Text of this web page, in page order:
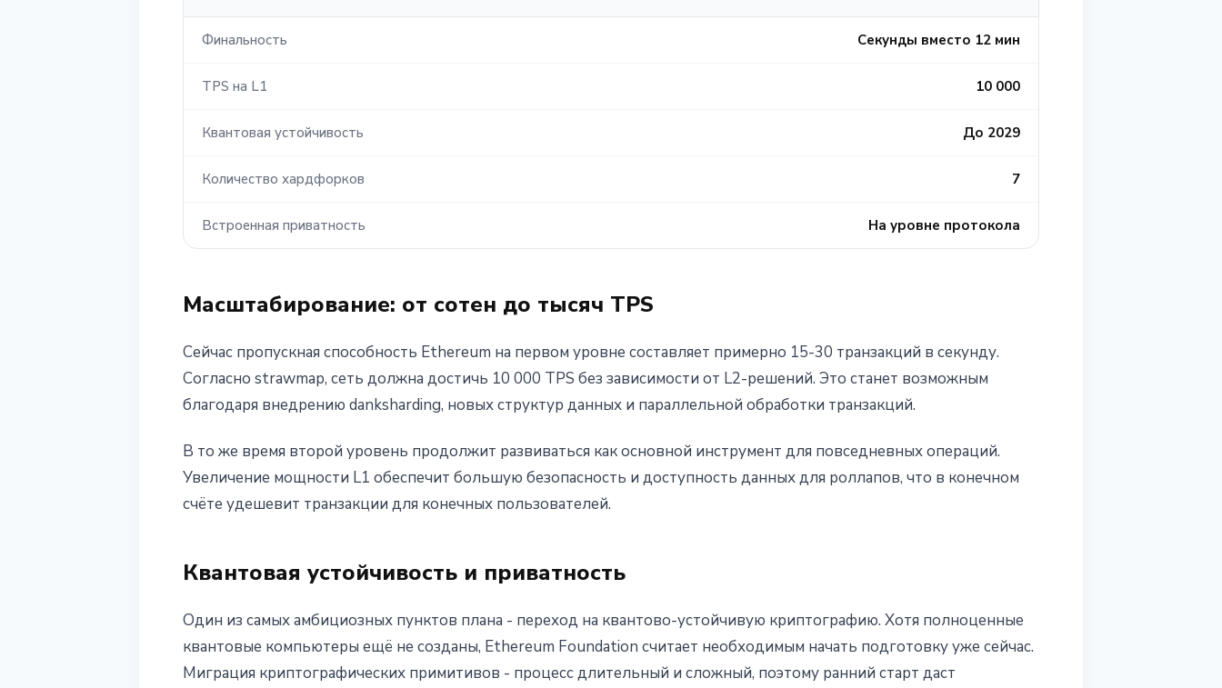
Финальность Секунды вместо 12 мин
TPS на L1 10 000
Квантовая устойчивость До 2029
Количество хардфорков 7
Встроенная приватность На уровне протокола
Масштабирование: от сотен до тысяч TPS
Сейчас пропускная способность Ethereum на первом уровне составляет примерно 15-30 транзакций в секунду.
Согласно strawmap, сеть должна достичь 10 000 TPS без зависимости от L2-решений. Это станет возможным
благодаря внедрению danksharding, новых структур данных и параллельной обработки транзакций.
В то же время второй уровень продолжит развиваться как основной инструмент для повседневных операций.
Увеличение мощности L1 обеспечит большую безопасность и доступность данных для роллапов, что в конечном
счёте удешевит транзакции для конечных пользователей.
Квантовая устойчивость и приватность
Один из самых амбициозных пунктов плана - переход на квантово-устойчивую криптографию. Хотя полноценные
квантовые компьютеры ещё не созданы, Ethereum Foundation считает необходимым начать подготовку уже сейчас.
Миграция криптографических примитивов - процесс длительный и сложный, поэтому ранний старт даст